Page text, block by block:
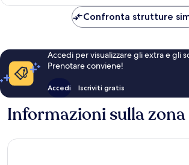
Confronta strutture
Accedi per visualizzare gli extra e gli
Prenotare conviene!
Accedi Iscriviti gratis
Informazioni sulla zona